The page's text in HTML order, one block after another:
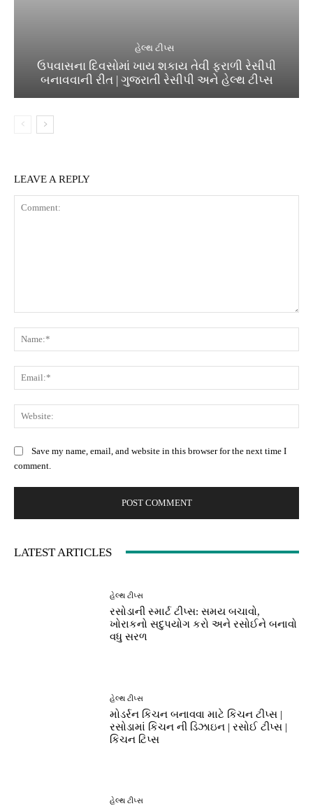
હેલ્થ ટીપ્સ
ઉપવાસના દિવસોમાં ખાય શકાય તેવી ફરાળી રેસીપી
બનાવવાની રીત | ગુજરાતી રેસીપી અને હેલ્થ ટીપ્સ
LEAVE A REPLY
Save my name, email, and website in this browser for the next time I
comment.
LATEST ARTICLES
હેલ્થ ટીપ્સ
રસોડાની સ્માર્ટ ટીપ્સ: સમય બચાવો,
ખોરાકનો સદુપયોગ કરો અને રસોઈને બનાવો
વધુ સરળ
હેલ્થ ટીપ્સ
મોડર્રન કિચન બનાવવા માટે કિચન ટીપ્સ |
રસોડામાં કિચન ની ડિઝાઇન | રસોઈ ટીપ્સ |
કિચન ટિપ્સ
હેલ્થ ટીપ્સ